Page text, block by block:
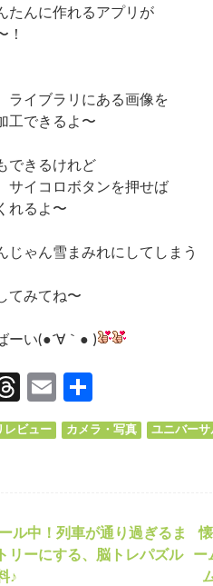
たんに作れるアプリが
！
ライブラリにある画像を
工できるよ〜
できるけれど
サイコロボタンを押せば
れるよ〜
じゃん雪まみれにしてしまう
てみてね〜
ーい(●´∀｀● )
Threads
Email
有
レビュー カメラ・写真 ユニバーサ
ーション
ル中！列車が通り過ぎるま
リーにする、脳トレパズル
♪
ー